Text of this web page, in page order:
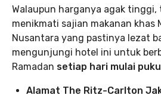
Walaupun harganya agak tinggi,
menikmati sajian makanan khas
Nusantara yang pastinya lezat
mengunjungi hotel ini untuk
Ramadan setiap hari mulai pukul
Alamat The Ritz-Carlton